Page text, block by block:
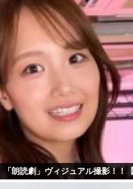
朗読劇」ヴィジュアル撮影！！【